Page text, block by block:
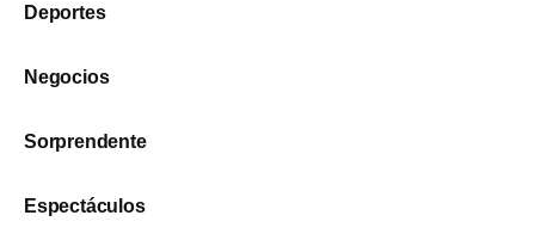
Deportes
Negocios
Sorprendente
Espectáculos